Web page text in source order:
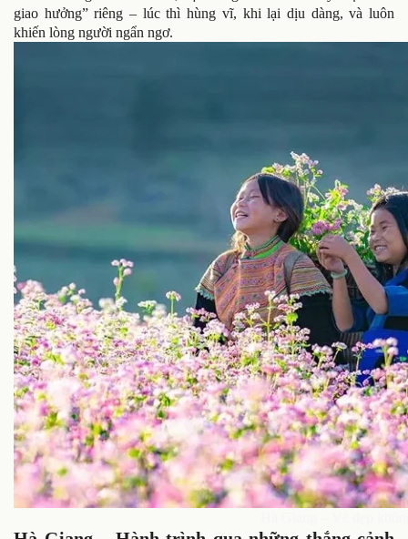
giao hưởng” riêng – lúc thì hùng vĩ, khi lại dịu dàng, và luôn
khiến lòng người ngẩn ngơ.